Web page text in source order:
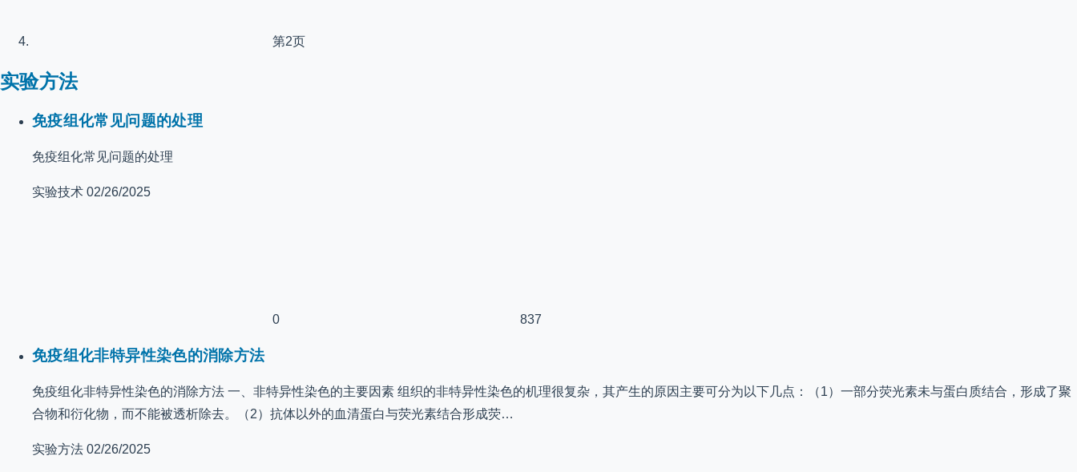
第2页
实验方法
免疫组化常见问题的处理
免疫组化常见问题的处理
实验技术 02/26/2025
0 837
免疫组化非特异性染色的消除方法
免疫组化非特异性染色的消除方法 一、非特异性染色的主要因素 组织的非特异性染色的机理很复杂，其产生的原因主要可分为以下几点：（1）一部分荧光素未与蛋白质结合，形成了聚
合物和衍化物，而不能被透析除去。（2）抗体以外的血清蛋白与荧光素结合形成荧…
实验方法 02/26/2025